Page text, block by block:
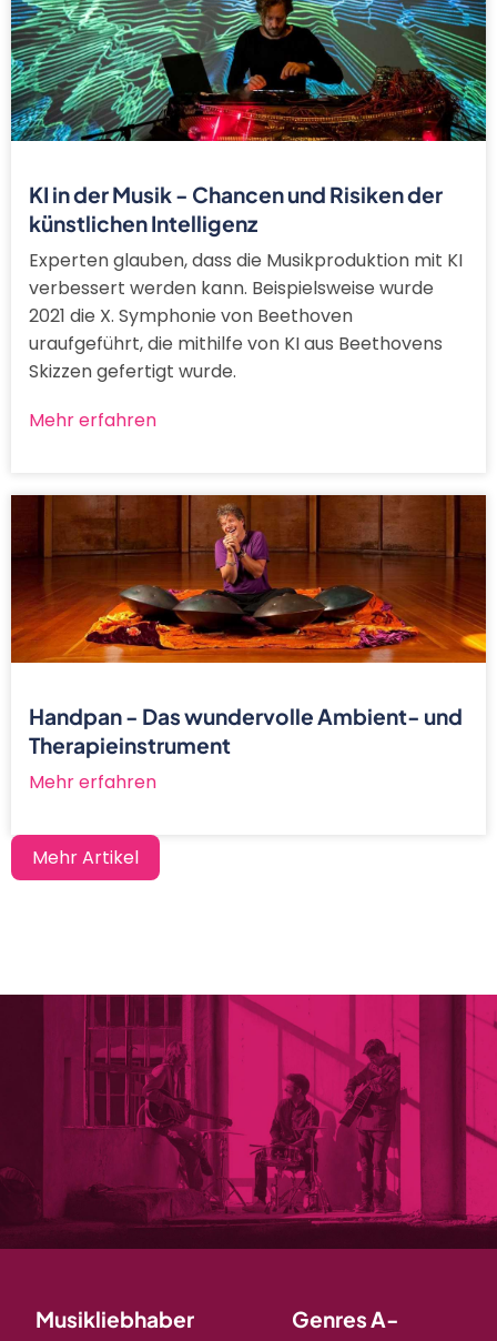
KI in der Musik - Chancen und Risiken der
künstlichen Intelligenz
Experten glauben, dass die Musikproduktion mit KI
verbessert werden kann. Beispielsweise wurde
2021 die X. Symphonie von Beethoven
uraufgeführt, die mithilfe von KI aus Beethovens
Skizzen gefertigt wurde.
Mehr erfahren
Handpan - Das wundervolle Ambient- und
Therapieinstrument
Mehr erfahren
Mehr Artikel
Musikliebhaber Genres A-